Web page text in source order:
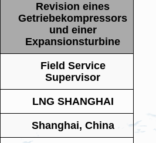
Revision eines
Getriebekompressors
und einer
Expansionsturbine
Field Service
Supervisor
LNG SHANGHAI
Shanghai, China